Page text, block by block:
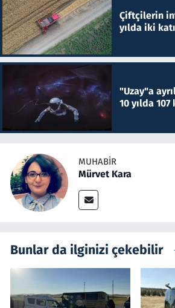
Çiftçilerin
yılda iki
"Uzay"a
10 yılda 107
MUHABIR
Mürvet Kara
Bunlar da ilginizi çekebilir